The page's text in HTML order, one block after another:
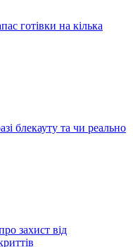
готівки на кілька
блекауту та чи реально
захист від